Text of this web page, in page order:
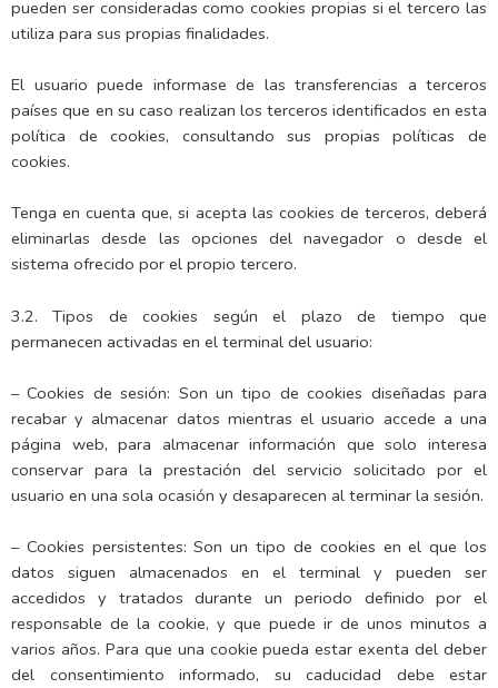
pueden ser consideradas como cookies propias si el tercero las
utiliza para sus propias finalidades.
El usuario puede informase de las transferencias a terceros
países que en su caso realizan los terceros identificados en esta
política de cookies, consultando sus propias políticas de
cookies.
Tenga en cuenta que, si acepta las cookies de terceros, deberá
eliminarlas desde las opciones del navegador o desde el
sistema ofrecido por el propio tercero.
3.2. Tipos de cookies según el plazo de tiempo que
permanecen activadas en el terminal del usuario:
– Cookies de sesión: Son un tipo de cookies diseñadas para
recabar y almacenar datos mientras el usuario accede a una
página web, para almacenar información que solo interesa
conservar para la prestación del servicio solicitado por el
usuario en una sola ocasión y desaparecen al terminar la sesión.
– Cookies persistentes: Son un tipo de cookies en el que los
datos siguen almacenados en el terminal y pueden ser
accedidos y tratados durante un periodo definido por el
responsable de la cookie, y que puede ir de unos minutos a
varios años. Para que una cookie pueda estar exenta del deber
del consentimiento informado, su caducidad debe estar